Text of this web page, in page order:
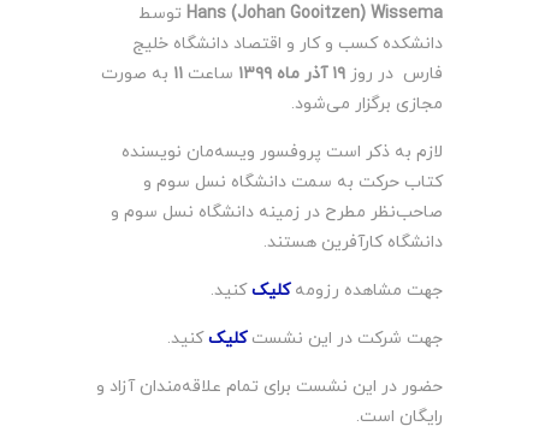
Hans (Johan Gooitzen) Wissema توسط
دانشکده کسب و کار و اقتصاد دانشگاه خلیج
فارس در روز
ساعت ۱۱ به صورت
مجازی برگزار می‌شود.
لازم به ذکر است پروفسور ویسه‌مان نویسنده
کتاب حرکت به سمت دانشگاه نسل سوم و
صاحب‌نظر مطرح در زمینه دانشگاه نسل سوم و
دانشگاه کارآفرین هستند.
جهت مشاهده رزومهکلیککنید.
جهت شرکت در این نشست کلیک کنید.
حضور در این نشست برای تمام علاقه‌مندان آزاد و
رایگان است.